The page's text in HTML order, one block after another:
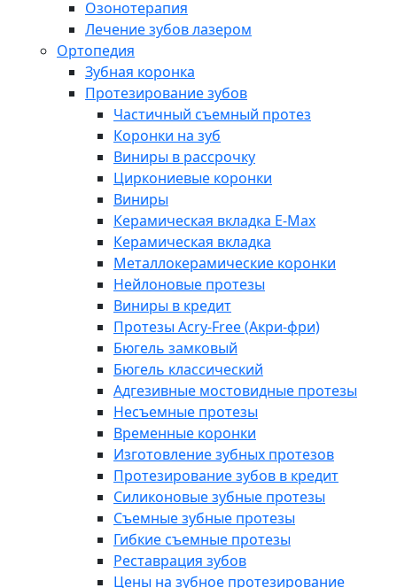
Озонотерапия
Лечение зубов лазером
Ортопедия
Зубная коронка
Протезирование зубов
Частичный съемный протез
Коронки на зуб
Виниры в рассрочку
Циркониевые коронки
Виниры
Керамическая вкладка E-Max
Керамическая вкладка
Металлокерамические коронки
Нейлоновые протезы
Виниры в кредит
Протезы Acry-Free (Акри-фри)
Бюгель замковый
Бюгель классический
Адгезивные мостовидные протезы
Несъемные протезы
Временные коронки
Изготовление зубных протезов
Протезирование зубов в кредит
Силиконовые зубные протезы
Съемные зубные протезы
Гибкие съемные протезы
Реставрация зубов
Цены на зубное протезирование